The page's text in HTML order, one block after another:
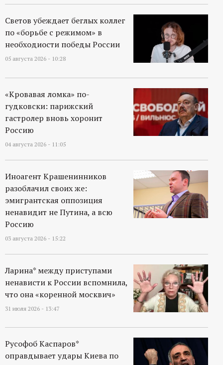
Светов убеждает беглых коллег
по «борьбе с режимом» в
необходиости победы России
05 августа 2026 - 10:28
«Кровавая ломка» по-
гудковски: парижский
гастролер вновь хоронит
Россию
04 августа 2026 - 11:05
Иноагент Крашенинников
разоблачил своих же:
эмигрантская оппозиция
ненавидит не Путина, а всю
Россию
03 августа 2026 - 15:22
Ларина* между приступами
ненависти к России вспомнила,
что она «коренной москвич»
31 июля 2026 - 13:47
Русофоб Каспаров*
оправдывает удары Киева по